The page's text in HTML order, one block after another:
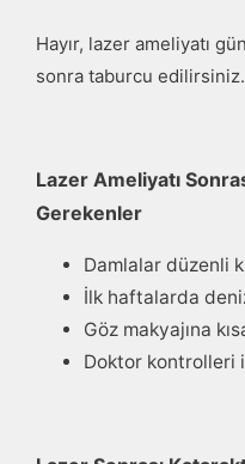
Hayır, lazer ameliyatı
sonra taburcu edilirsiniz.
Lazer Ameliyatı
Gerekenler
Damlalar düzenli
İlk haftalarda
Göz makyajına
Doktor kontrolleri